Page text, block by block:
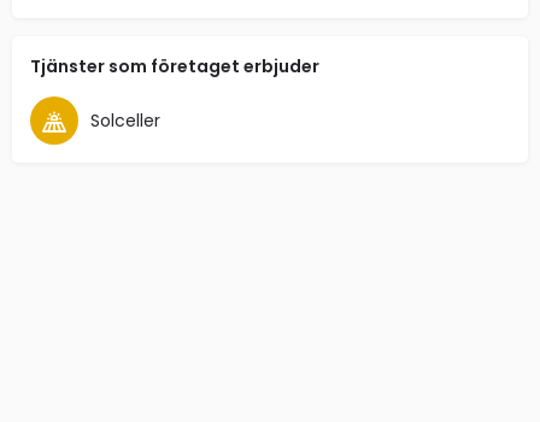
Tjänster som företaget erbjuder
Solceller